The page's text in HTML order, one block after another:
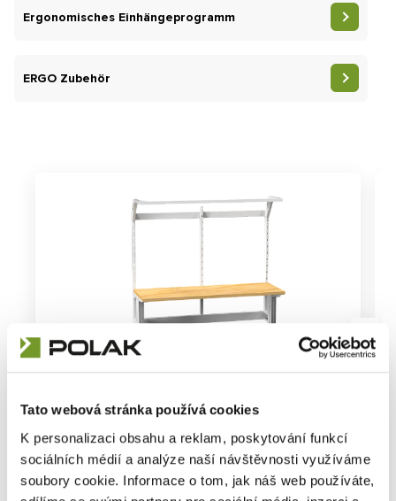
Tato webová stránka používá cookies
K personalizaci obsahu a reklam, poskytování funkcí
sociálních médií a analýze naší návštěvnosti využíváme
soubory cookie. Informace o tom, jak náš web používáte,
Ergonomisches Einhängeprogramm
ERGO Zubehör
Elektrisch einstellbarer Tisch ERGO mit
Aufbau 20ERGO14N
3 283,40 €
3 972,91 € einschl. MwSt. Detail